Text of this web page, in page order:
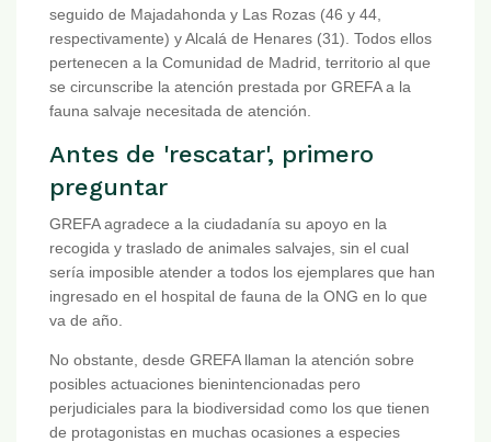
seguido de Majadahonda y Las Rozas (46 y 44,
respectivamente) y Alcalá de Henares (31). Todos ellos
pertenecen a la Comunidad de Madrid, territorio al que
se circunscribe la atención prestada por GREFA a la
fauna salvaje necesitada de atención.
Antes de 'rescatar', primero
preguntar
GREFA agradece a la ciudadanía su apoyo en la
recogida y traslado de animales salvajes, sin el cual
sería imposible atender a todos los ejemplares que han
ingresado en el hospital de fauna de la ONG en lo que
va de año.
No obstante, desde GREFA llaman la atención sobre
posibles actuaciones bienintencionadas pero
perjudiciales para la biodiversidad como los que tienen
de protagonistas en muchas ocasiones a especies